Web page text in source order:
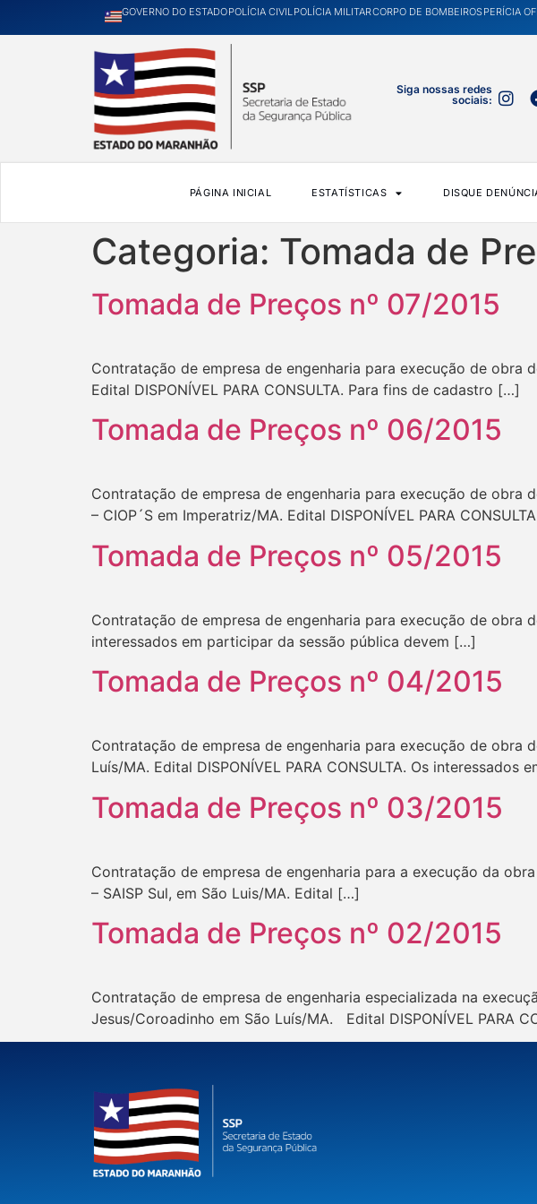
GOVERNO DO ESTADOPOLÍCIA CIVILPOLÍCIA MILITARCORPO DE BOMBEIROSPERÍCIA
Siga nossas redes
sociais:
PÁGINA INICIAL ESTATÍSTICAS DISQUE
Categoria: Tomada de
Tomada de Preços nº 07/2015
Contratação de empresa de engenharia para execução de obra
Edital DISPONÍVEL PARA CONSULTA. Para fins de cadastro […]
Tomada de Preços nº 06/2015
Contratação de empresa de engenharia para execução de
– CIOP´S em Imperatriz/MA. Edital DISPONÍVEL PARA
Tomada de Preços nº 05/2015
Contratação de empresa de engenharia para execução de obra
interessados em participar da sessão pública devem […]
Tomada de Preços nº 04/2015
Contratação de empresa de engenharia para execução de obra
Luís/MA. Edital DISPONÍVEL PARA CONSULTA. Os interessados
Tomada de Preços nº 03/2015
Contratação de empresa de engenharia para a execução da
– SAISP Sul, em São Luis/MA. Edital […]
Tomada de Preços nº 02/2015
Contratação de empresa de engenharia especializada na
Jesus/Coroadinho em São Luís/MA. Edital DISPONÍVEL PARA